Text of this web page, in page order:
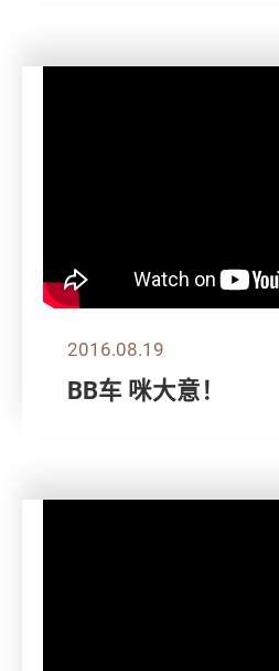
2016.08.19
BB车 咪大意！